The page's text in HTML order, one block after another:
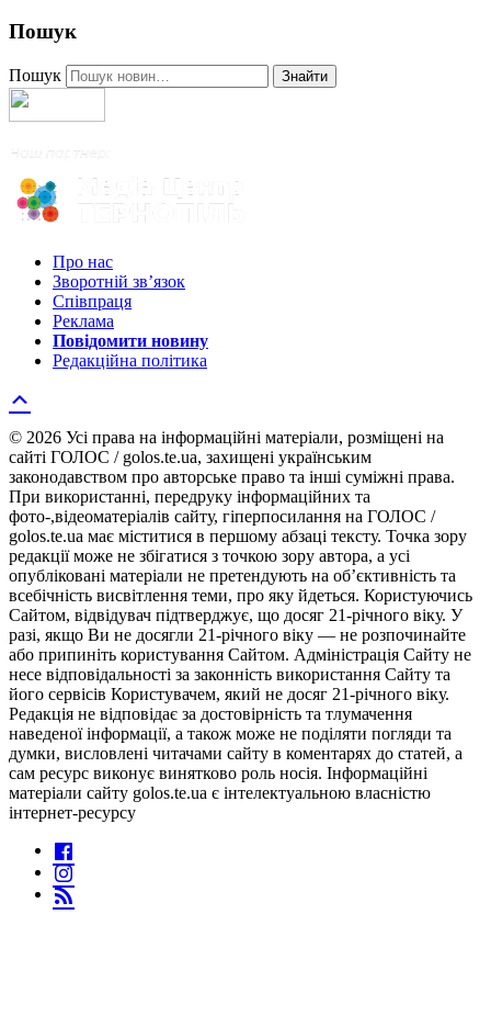
Пошук
Пошук Знайти
Про нас
Зворотній зв’язок
Співпраця
Реклама
Повідомити новину
Редакційна політика
© 2026 Усі права на інформаційні матеріали, розміщені на
сайті ГОЛОС / golos.te.ua, захищені українським
законодавством про авторське право та інші суміжні права.
При використанні, передруку інформаційних та
фото-,відеоматеріалів сайту, гіперпосилання на ГОЛОС /
golos.te.ua має міститися в першому абзаці тексту. Точка зору
редакції може не збігатися з точкою зору автора, а усі
опубліковані матеріали не претендують на об’єктивність та
всебічність висвітлення теми, про яку йдеться. Користуючись
Сайтом, відвідувач підтверджує, що досяг 21-річного віку. У
разі, якщо Ви не досягли 21-річного віку — не розпочинайте
або припиніть користування Сайтом. Адміністрація Сайту не
несе відповідальності за законність використання Сайту та
його сервісів Користувачем, який не досяг 21-річного віку.
Редакція не відповідає за достовірність та тлумачення
наведеної інформації, а також може не поділяти погляди та
думки, висловлені читачами сайту в коментарях до статей, а
сам ресурс виконує винятково роль носія. Інформаційні
матеріали сайту golos.te.ua є інтелектуальною власністю
інтернет-ресурсу